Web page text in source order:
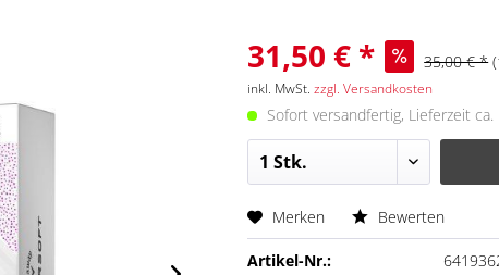
31,50 € * 35,00 € *
inkl. MwSt.zzgl. Versandkosten
Sofort versandfertig, Lieferzeit ca.
Merken Bewerten
Artikel-Nr.: